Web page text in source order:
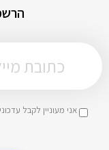
אני מעוניין לקבל